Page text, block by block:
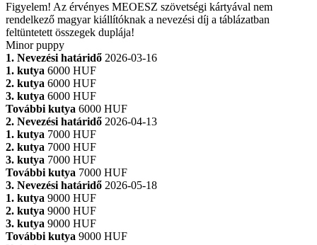
Figyelem! Az érvényes MEOESZ szövetségi kártyával nem
rendelkező magyar kiállítóknak a nevezési díj a táblázatban
feltüntetett összegek duplája!
Minor puppy
1. Nevezési határidő 2026-03-16
1. kutya 6000 HUF
2. kutya 6000 HUF
3. kutya 6000 HUF
További kutya 6000 HUF
2. Nevezési határidő 2026-04-13
1. kutya 7000 HUF
2. kutya 7000 HUF
3. kutya 7000 HUF
További kutya 7000 HUF
3. Nevezési határidő 2026-05-18
1. kutya 9000 HUF
2. kutya 9000 HUF
3. kutya 9000 HUF
További kutya 9000 HUF